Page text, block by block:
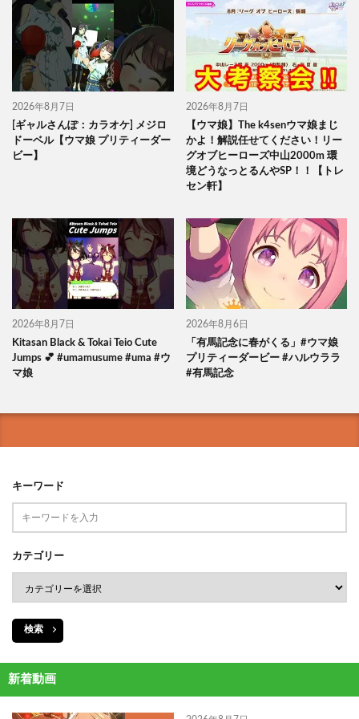
2026年8月7日
[ギャルさんぽ：カラオケ] メジロ
ドーベル【ウマ娘 プリティーダー
ビー】
2026年8月7日
【ウマ娘】The k4senウマ娘まじ
かよ！解説任せてください！リー
グオブヒーローズ中山2000m 環
境どうなっとるんやSP！！【トレ
セン軒】
2026年8月7日
Kitasan Black & Tokai Teio Cute
Jumps 💕 #umamusume #uma #ウ
マ娘
2026年8月6日
「有馬記念に春がくる」#ウマ娘
プリティーダービー #ハルウララ
#有馬記念
キーワード
カテゴリー
検索
新着動画